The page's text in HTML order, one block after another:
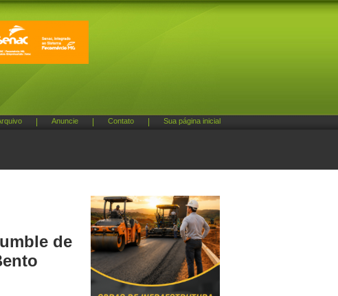
Anuncie Contato Sua página inicial
de